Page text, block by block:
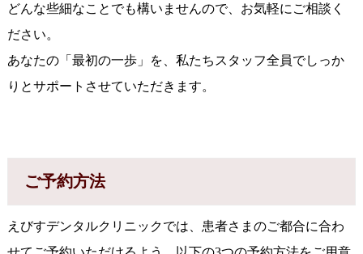
どんな些細なことでも構いませんので、お気軽にご相談く
ださい。
あなたの「最初の一歩」を、私たちスタッフ全員でしっか
りとサポートさせていただきます。
ご予約方法
えびすデンタルクリニックでは、患者さまのご都合に合わ